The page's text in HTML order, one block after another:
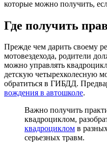
которые можно получить,
Где получить
Прежде чем дарить своему
мотовездехода, родители
можно управлять
детскую четырехколесную
обратиться в ГИБДД.
вождения в автошколе.
Важно получить
квадроциклом,
квадроциклом в
серьезных травм.